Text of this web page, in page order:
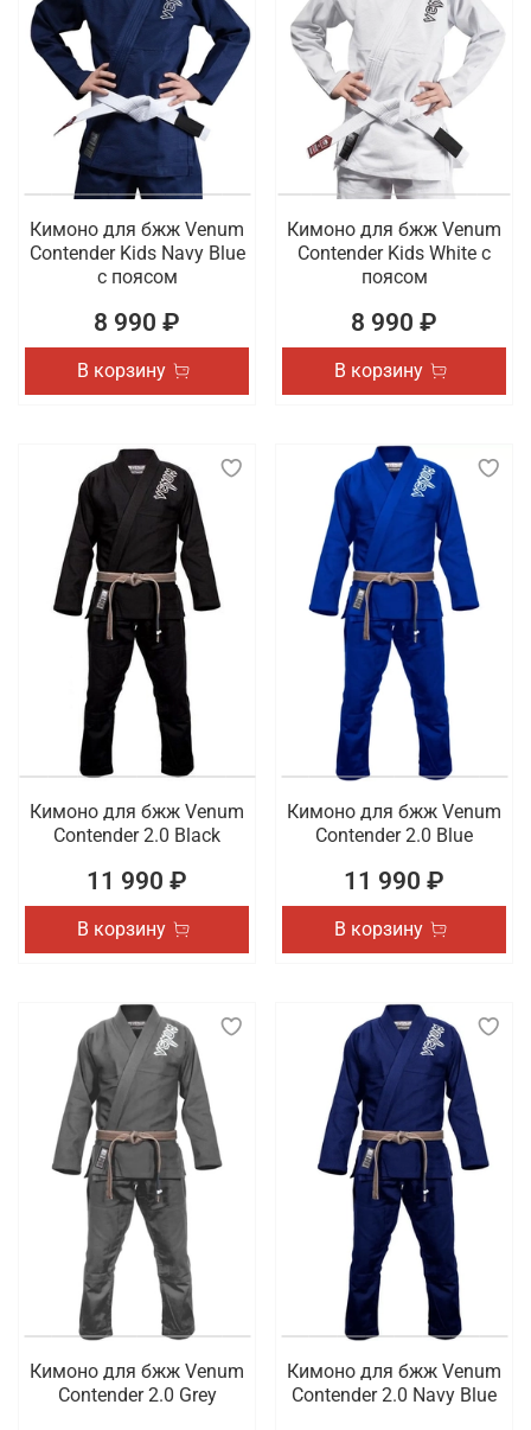
Кимоно для бжж Venum
Contender Kids Navy Blue
с поясом
8 990 ₽
В корзину
Кимоно для бжж Venum
Contender Kids White с
поясом
8 990 ₽
В корзину
Кимоно для бжж Venum
Contender 2.0 Black
11 990 ₽
В корзину
Кимоно для бжж Venum
Contender 2.0 Blue
11 990 ₽
В корзину
Кимоно для бжж Venum
Contender 2.0 Grey
Кимоно для бжж Venum
Contender 2.0 Navy Blue